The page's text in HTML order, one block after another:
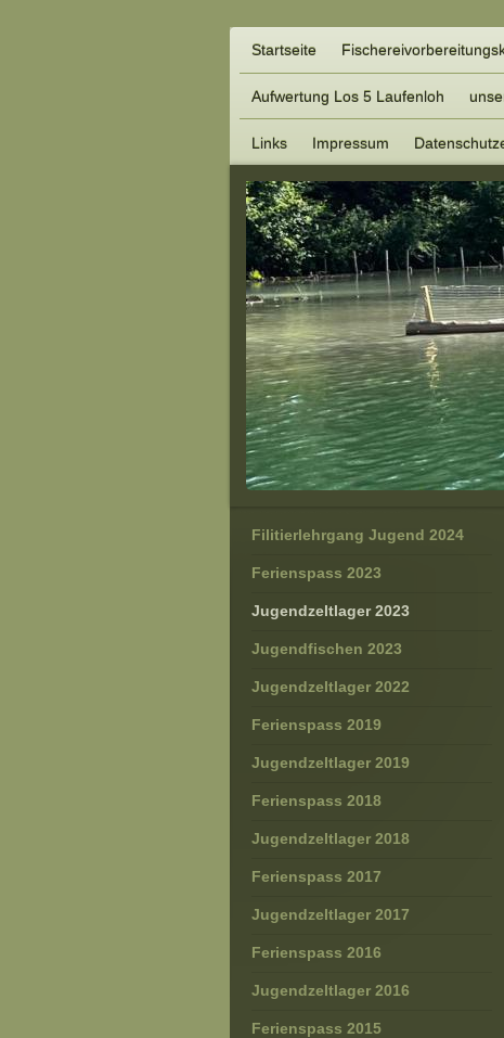
Startseite
Aufwertung Los 5 Laufenloh
Links Impressum
Filitierlehrgang Jugend 2024
Ferienspass 2023
Jugendzeltlager 2023
Jugendfischen 2023
Jugendzeltlager 2022
Ferienspass 2019
Jugendzeltlager 2019
Ferienspass 2018
Jugendzeltlager 2018
Ferienspass 2017
Jugendzeltlager 2017
Ferienspass 2016
Jugendzeltlager 2016
Ferienspass 2015